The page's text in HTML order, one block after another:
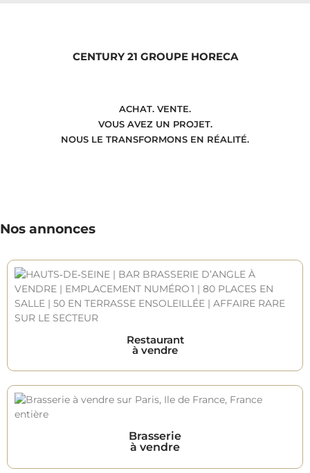
CENTURY 21 GROUPE HORECA
ACHAT. VENTE.
VOUS AVEZ UN PROJET.
NOUS LE TRANSFORMONS EN RÉALITÉ.
Nos annonces
Restaurant
à vendre
Brasserie
à vendre